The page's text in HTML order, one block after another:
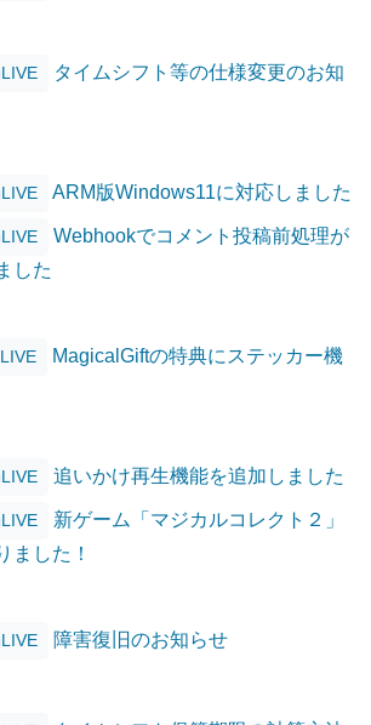
タイムシフト等の仕様変更のお知
ARM版Windows11に対応しました
Webhookでコメント投稿前処理が
した
MagicalGiftの特典にステッカー機
追いかけ再生機能を追加しました
新ゲーム「マジカルコレクト２」
ました！
障害復旧のお知らせ